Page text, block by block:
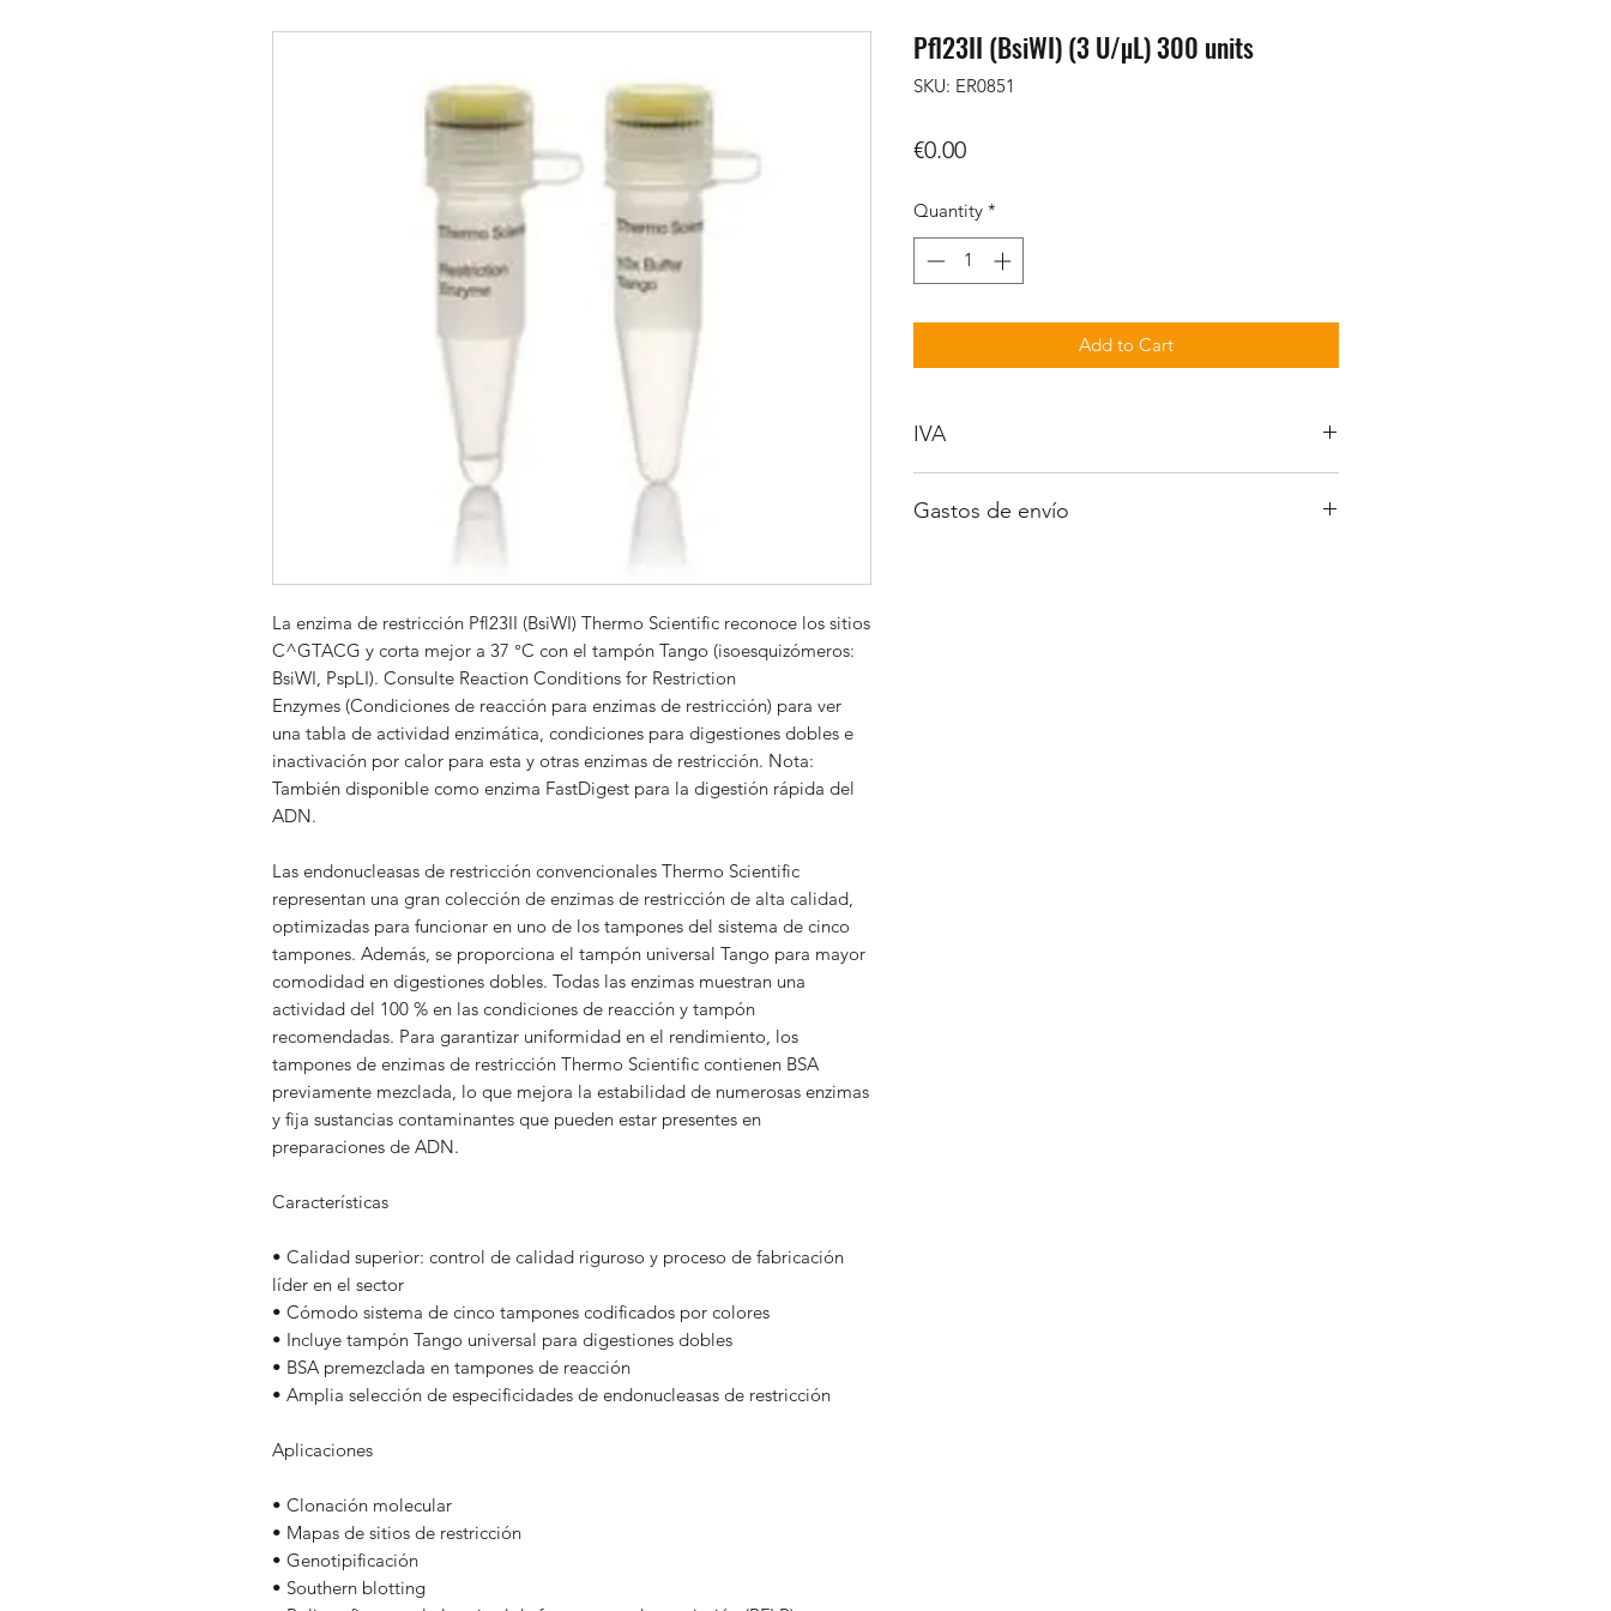
La enzima de restricción Pfl23II (BsiWI) Thermo Scientific reconoce los sitios
C^GTACG y corta mejor a 37 °C con el tampón Tango (isoesquizómeros:
BsiWI, PspLI). Consulte Reaction Conditions for Restriction
Enzymes (Condiciones de reacción para enzimas de restricción) para ver
una tabla de actividad enzimática, condiciones para digestiones dobles e
inactivación por calor para esta y otras enzimas de restricción. Nota:
También disponible como enzima FastDigest para la digestión rápida del
ADN.
Las endonucleasas de restricción convencionales Thermo Scientific
representan una gran colección de enzimas de restricción de alta calidad,
optimizadas para funcionar en uno de los tampones del sistema de cinco
tampones. Además, se proporciona el tampón universal Tango para mayor
comodidad en digestiones dobles. Todas las enzimas muestran una
actividad del 100 % en las condiciones de reacción y tampón
recomendadas. Para garantizar uniformidad en el rendimiento, los
tampones de enzimas de restricción Thermo Scientific contienen BSA
previamente mezclada, lo que mejora la estabilidad de numerosas enzimas
y fija sustancias contaminantes que pueden estar presentes en
preparaciones de ADN.
Características
• Calidad superior: control de calidad riguroso y proceso de fabricación
líder en el sector
• Cómodo sistema de cinco tampones codificados por colores
• Incluye tampón Tango universal para digestiones dobles
• BSA premezclada en tampones de reacción
• Amplia selección de especificidades de endonucleasas de restricción
Aplicaciones
• Clonación molecular
• Mapas de sitios de restricción
• Genotipificación
• Southern blotting
Pfl23II (BsiWI) (3 U/µL) 300 units
SKU: ER0851
€0.00Price
Quantity *
Add to Cart
IVA
Gastos de envío